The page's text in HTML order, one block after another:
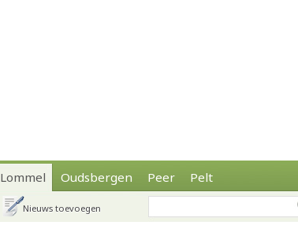
Lommel Oudsbergen Peer Pelt
Nieuws toevoegen